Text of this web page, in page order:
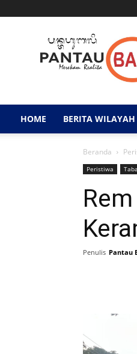
Bali
HOME BERITA WILAYAH
Beranda
Peristiwa
Penulis Pantau